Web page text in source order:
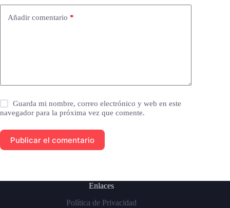
Añadir comentario *
Guarda mi nombre, correo electrónico y web en este
navegador para la próxima vez que comente.
Publicar el comentario
Enlaces
Política de Privacidad